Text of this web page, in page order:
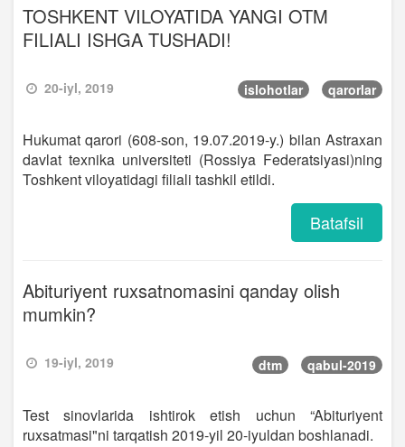
TOSHKENT VILOYATIDA YANGI OTM
FILIALI ISHGA TUSHADI!
20-iyl, 2019 islohotlar qarorlar
Hukumat qarori (608-son, 19.07.2019-y.) bilan Astraxan
davlat texnika universiteti (Rossiya Federatsiyasi)ning
Toshkent viloyatidagi filiali tashkil etildi.
Batafsil
Abituriyent ruxsatnomasini qanday olish
mumkin?
19-iyl, 2019 dtm qabul-2019
Test sinovlarida ishtirok etish uchun “Abituriyent
ruxsatmasi"ni tarqatish 2019-yil 20-iyuldan boshlanadi.